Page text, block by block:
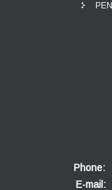
Phone:
E-mail: